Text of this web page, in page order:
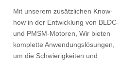
Mit unserem zusätzlichen Know-
how in der Entwicklung von BLDC-
und PMSM-Motoren, Wir bieten
komplette Anwendungslösungen,
um die Schwierigkeiten und